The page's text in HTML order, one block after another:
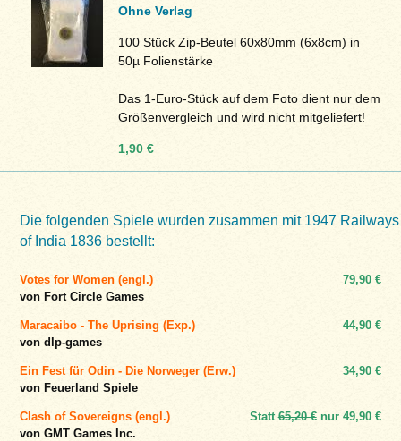
Ohne Verlag
100 Stück Zip-Beutel 60x80mm (6x8cm) in
50µ Folienstärke
Das 1-Euro-Stück auf dem Foto dient nur dem
Größenvergleich und wird nicht mitgeliefert!
1,90 €
Die folgenden Spiele wurden zusammen mit 1947 Railways
of India 1836 bestellt:
Votes for Women (engl.)
von Fort Circle Games
79,90 €
Maracaibo - The Uprising (Exp.)
von dlp-games
44,90 €
Ein Fest für Odin - Die Norweger (Erw.)
von Feuerland Spiele
34,90 €
Clash of Sovereigns (engl.)
von GMT Games Inc.
Statt65,20 €nur 49,90 €